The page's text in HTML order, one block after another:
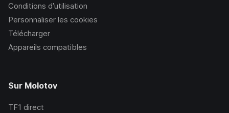
Conditions d’utilisation
Personnaliser les cookies
Télécharger
Appareils compatibles
Sur Molotov
TF1 direct